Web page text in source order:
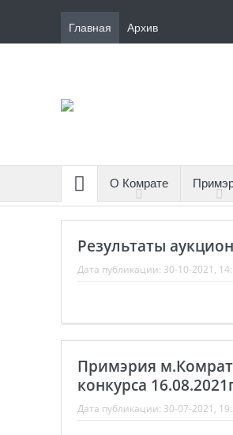
Главная Архив
О Комрате
Результаты
Дата публикации: 30-10-2021,
Примэрия
конкурса
Дата публикации: 30-07-2021,